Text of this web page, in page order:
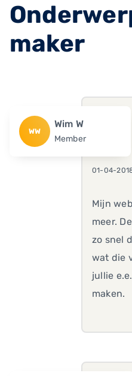
maker
WW
Wim W
Member
01-04-
Mijn
meer.
zo snel
wat die
jullie
maken.